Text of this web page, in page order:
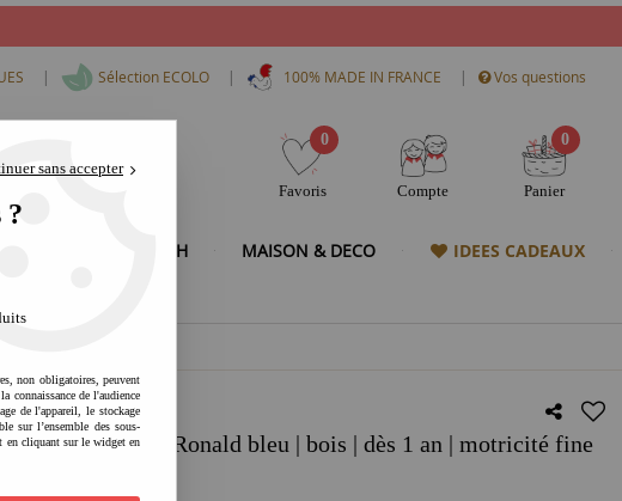
| Sélection ECOLO | 100% MADE IN FRANCE | Vos questions
0
Favoris Compte
0
Panier
MODE & HIGH TECH MAISON & DECO IDEES CADEAUX
perles bois - Ronald bleu | bois | dès 1 an | motricité fine
sans accepter
?
non obligatoires, peuvent
connaissance de l'audience
de l'appareil, le stockage
sur l’ensemble des sous-
en cliquant sur le widget en